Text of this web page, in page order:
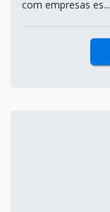
com empresas es...